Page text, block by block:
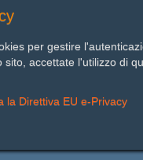
per gestire
sito, accettate l'utilizzo di
la Direttiva EU e-Privacy